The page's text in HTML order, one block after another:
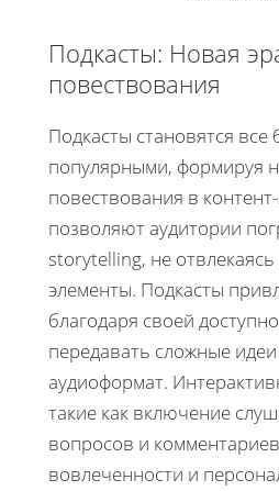
Подкасты: Новая
повествования
Подкасты становятся все
популярными, формируя
повествования в
позволяют аудитории
storytelling, не
элементы. Подкасты
благодаря своей
передавать сложные
аудиоформат.
такие как включение
вопросов и
вовлеченности и